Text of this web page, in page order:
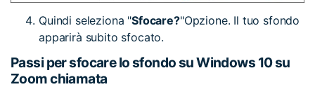
Quindi seleziona "Sfocare?"Opzione. Il tuo sfondo
apparirà subito sfocato.
Passi per sfocare lo sfondo su Windows 10 su
Zoom chiamata